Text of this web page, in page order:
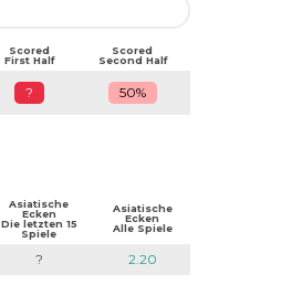
Scored
First Half
Scored
Second Half
? 50%
Asiatische
Ecken
Die letzten 15
Spiele
Asiatische
Ecken
Alle Spiele
? 2.20